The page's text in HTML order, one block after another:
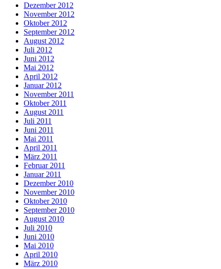
Dezember 2012
November 2012
Oktober 2012
September 2012
August 2012
Juli 2012
Juni 2012
Mai 2012
April 2012
Januar 2012
November 2011
Oktober 2011
August 2011
Juli 2011
Juni 2011
Mai 2011
April 2011
März 2011
Februar 2011
Januar 2011
Dezember 2010
November 2010
Oktober 2010
September 2010
August 2010
Juli 2010
Juni 2010
Mai 2010
April 2010
März 2010